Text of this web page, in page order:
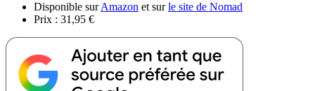
Disponible surAmazon et surle site de Nomad
Prix : 31,95 €